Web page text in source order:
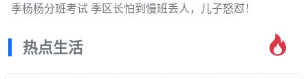
季杨杨分班考试 季区长怕到慢班丢人，儿子怒怼！
热点生活